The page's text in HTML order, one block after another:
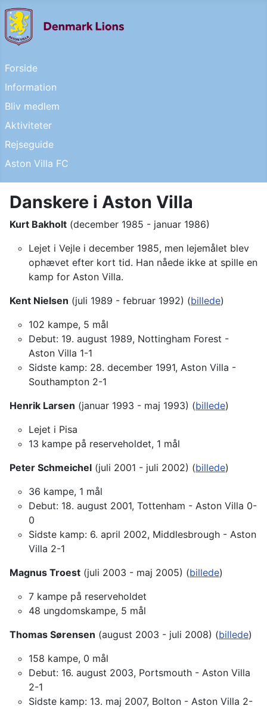
Forside
Information
Bliv medlem
Aktiviteter
Rejseguide
Aston Villa FC
Danskere i Aston Villa
Kurt Bakholt (december 1985 - januar 1986)
Lejet i Vejle i december 1985, men lejemålet blev
ophævet efter kort tid. Han nåede ikke at spille en
kamp for Aston Villa.
Kent Nielsen (juli 1989 - februar 1992) (billede)
102 kampe, 5 mål
Debut: 19. august 1989, Nottingham Forest -
Aston Villa 1-1
Sidste kamp: 28. december 1991, Aston Villa -
Southampton 2-1
Henrik Larsen (januar 1993 - maj 1993) (billede)
Lejet i Pisa
13 kampe på reserveholdet, 1 mål
Peter Schmeichel (juli 2001 - juli 2002) (billede)
36 kampe, 1 mål
Debut: 18. august 2001, Tottenham - Aston Villa 0-
0
Sidste kamp: 6. april 2002, Middlesbrough - Aston
Villa 2-1
Magnus Troest (juli 2003 - maj 2005) (billede)
7 kampe på reserveholdet
48 ungdomskampe, 5 mål
Thomas Sørensen (august 2003 - juli 2008) (billede)
158 kampe, 0 mål
Debut: 16. august 2003, Portsmouth - Aston Villa
2-1
Sidste kamp: 13. maj 2007, Bolton - Aston Villa 2-